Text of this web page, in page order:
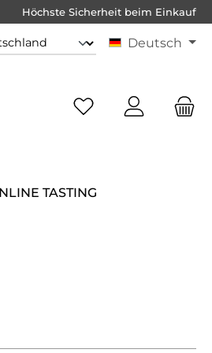
Höchste Sicherheit beim Einkauf
Deutsch
TASTING